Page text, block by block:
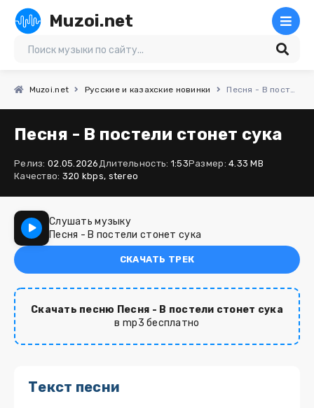
Muzoi.net
Muzoi.net Русские и казахские новинки Песня - В постели стонет сука
Песня - В постели стонет сука
Релиз: 02.05.2026Длительность: 1:53Размер: 4.33 MB
Качество: 320 kbps, stereo
Слушать музыку
Песня - В постели стонет сука
СКАЧАТЬ ТРЕК
Скачать песню Песня - В постели стонет сука
в mp3 бесплатно
Текст песни